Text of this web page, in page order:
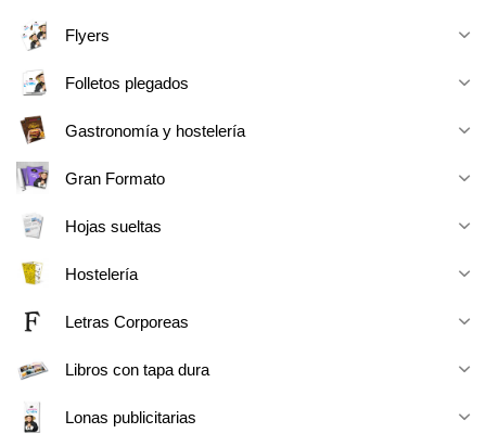
Flyers
Folletos plegados
Gastronomía y hostelería
Gran Formato
Hojas sueltas
Hostelería
Letras Corporeas
Libros con tapa dura
Lonas publicitarias